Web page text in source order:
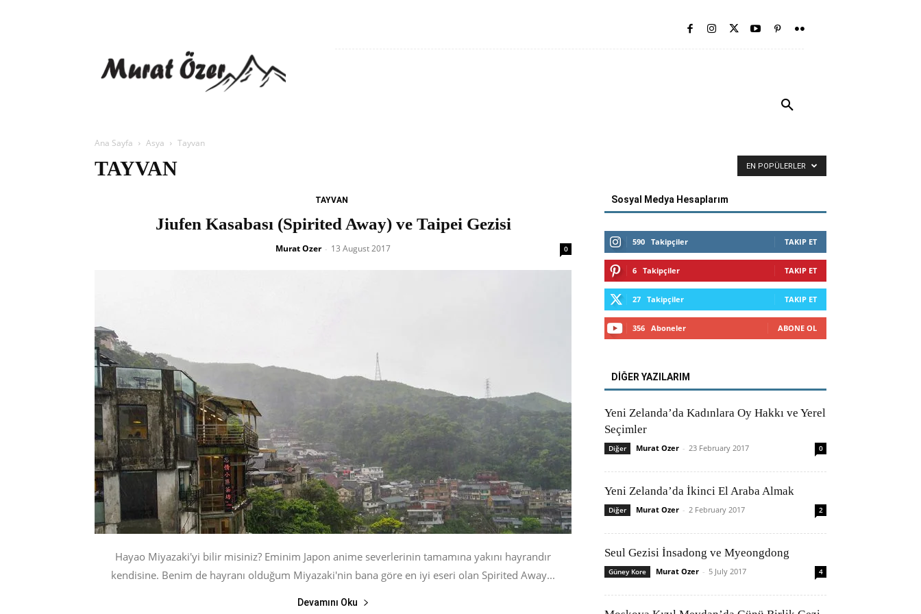
Ana Sayfa Asya Tayvan
TAYVAN EN POPÜLERLER
TAYVAN
Jiufen Kasabası (Spirited Away) ve Taipei Gezisi
Murat Ozer - 13 August 2017 0
Hayao Miyazaki'yi bilir misiniz? Eminim Japon anime severlerinin tamamına yakını hayrandır
kendisine. Benim de hayranı olduğum Miyazaki'nin bana göre en iyi eseri olan Spirited Away...
Devamını Oku
Sosyal Medya Hesaplarım
590 Takipçiler TAKIP ET
6 Takipçiler TAKIP ET
27 Takipçiler TAKIP ET
356 Aboneler ABONE OL
DİĞER YAZILARIM
Yeni Zelanda’da Kadınlara Oy Hakkı ve Yerel
Seçimler
Diğer Murat Ozer - 23 February 2017 0
Yeni Zelanda’da İkinci El Araba Almak
Diğer Murat Ozer - 2 February 2017 2
Seul Gezisi İnsadong ve Myeongdong
Güney Kore Murat Ozer - 5 July 2017 4